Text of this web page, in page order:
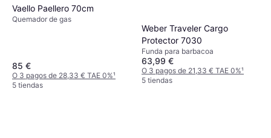
Vaello Paellero 70cm
Quemador de gas
85 €
O 3 pagos de 28,33 € TAE 0%¹
5 tiendas
Weber Traveler Cargo
Protector 7030
Funda para barbacoa
63,99 €
O 3 pagos de 21,33 € TAE 0%¹
5 tiendas